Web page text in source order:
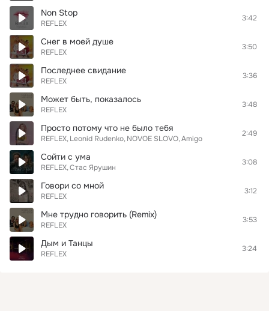
Non Stop
REFLEX
3:42
Снег в моей душе
REFLEX
3:50
Последнее свидание
REFLEX
3:36
Может быть, показалось
REFLEX
3:48
Просто потому что не было тебя
REFLEX Leonid Rudenko NOVOE SLOVO Amigo
2:49
Сойти с ума
REFLEX Стас Ярушин
3:08
Говори со мной
REFLEX
3:12
Мне трудно говорить (Remix)
REFLEX
3:53
Дым и Танцы
REFLEX
3:24